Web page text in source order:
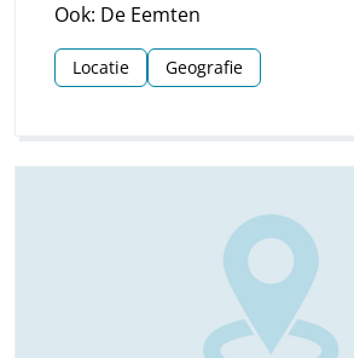
Ook: De Eemten
Locatie Geografie